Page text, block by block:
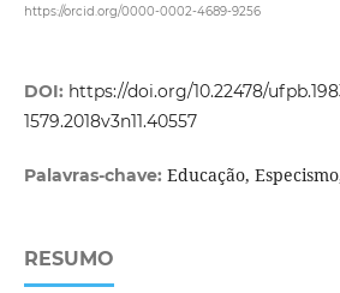
https://orcid.org/0000-0002-4689-9256
DOI: https://doi.org/10.22478/
1579.2018v3n11.40557
Palavras-chave: Educação,
RESUMO